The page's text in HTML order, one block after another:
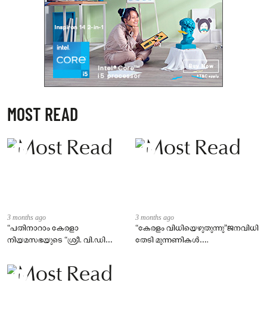
MOST READ
3 months ago
“പതിനാറാം കേരളാ
നിയമസഭയുടെ “ശ്രീ. വി.ഡി
മന്ത്രിസഭയുടെ സത്യപ്രതിജ്ഞാ
ചടങ്ങ്
3 months ago
“കേരളം വിധിയെഴുതുന്നു”ജനവിധി
തേടി മുന്നണികൾ….